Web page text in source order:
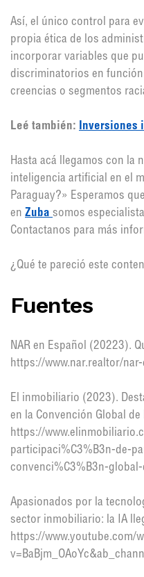
Así, el único control para
propia ética de los
incorporar variables que
discriminatorios en
creencias o segmentos
Leé también: Inversiones
Hasta acá llegamos con la
inteligencia artificial en el
Paraguay?» Esperamos
en Zuba somos
Contactanos para más
¿Qué te pareció este
Fuentes
NAR en Español (20223).
https://www.nar.realtor/
El inmobiliario (2023).
en la Convención Global de
https://
participaci%C3%B3n-de-
convenci%C3%B3n-
Apasionados por la
sector inmobiliario: la IA
https://www.youtube.com/